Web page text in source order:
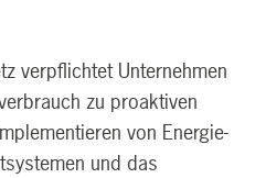
verpflichtet Unternehmen
zu proaktiven
von Energie-
und das